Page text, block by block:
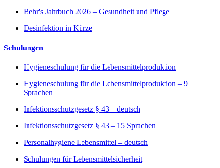
Behr's Jahrbuch 2026 – Gesundheit und Pflege
Desinfektion in Kürze
Schulungen
Hygieneschulung für die Lebensmittelproduktion
Hygieneschulung für die Lebensmittelproduktion – 9
Sprachen
Infektionsschutzgesetz § 43 – deutsch
Infektionsschutzgesetz § 43 – 15 Sprachen
Personalhygiene Lebensmittel – deutsch
Schulungen für Lebensmittelsicherheit